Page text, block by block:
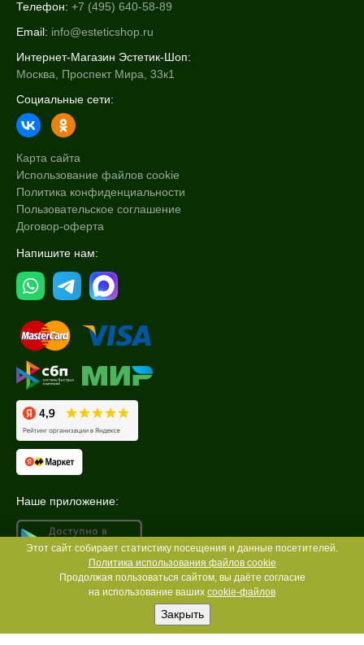
Телефон: +7 (495) 640-58-89
Email: info@esteticshop.ru
Интернет-Магазин Эстетик-Шоп:
Москва, Проспект Мира, 33к1
Социальные сети:
Карта сайта
Использование файлов cookie
Политика конфиденциальности
Пользовательское соглашение
Договор-оферта
Напишите нам:
Наше приложение:
Этот сайт собирает статистику посещения и данные посетителей.
Политика использования файлов cookie
Продолжая пользоваться сайтом, вы даёте согласие
на использование ваших cookie-файлов
Закрыть